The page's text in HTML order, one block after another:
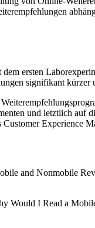
ersten
signifikant
und letztlich auf
Experience
and Nonmobile
Would I Read a